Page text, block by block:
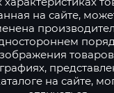
на сайте,
на сайте,